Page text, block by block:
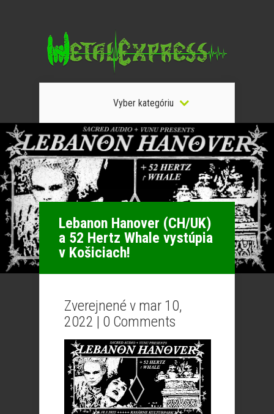
Vyber kategóriu
Lebanon Hanover (CH/UK)
a 52 Hertz Whale vystúpia
v Košiciach!
Zverejnené v mar 10,
2022 | 0 Comments